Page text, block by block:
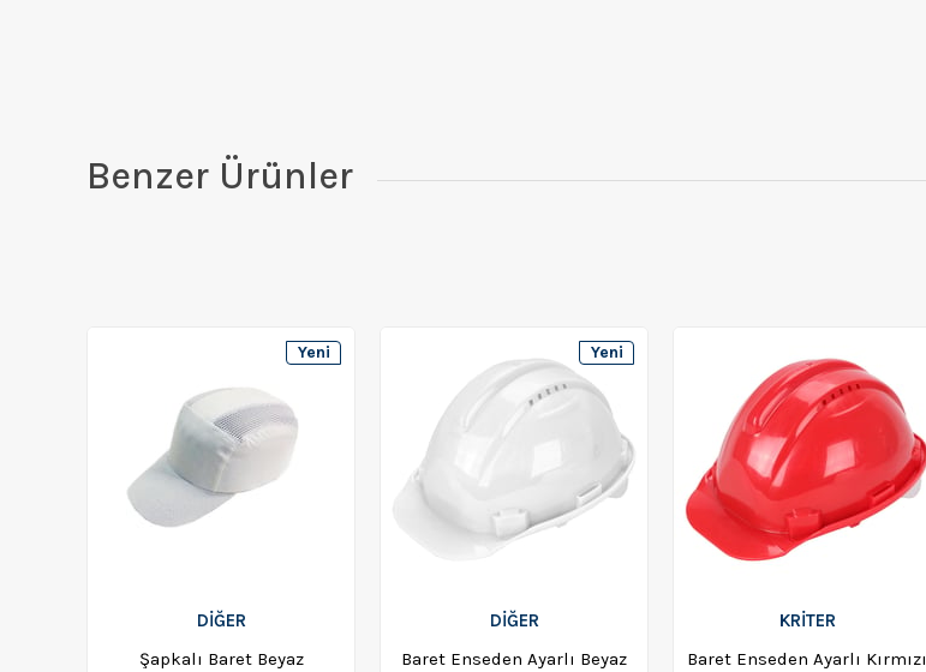
Benzer Ürünler
DİĞER
Şapkalı Baret Beyaz
Yeni
DİĞER
Baret Enseden Ayarlı Beyaz
Yeni
KRİTER
Baret Enseden Ayarlı Kırmızı